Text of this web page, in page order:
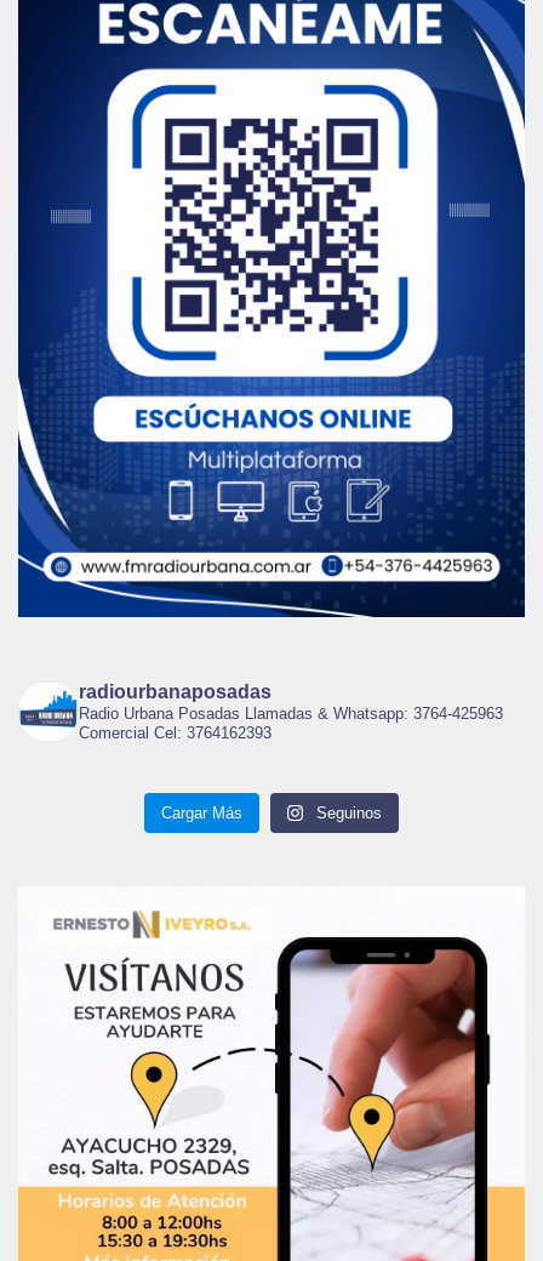
radiourbanaposadas
Radio Urbana Posadas Llamadas & Whatsapp: 3764-425963
Comercial Cel: 3764162393
Cargar Más Seguinos